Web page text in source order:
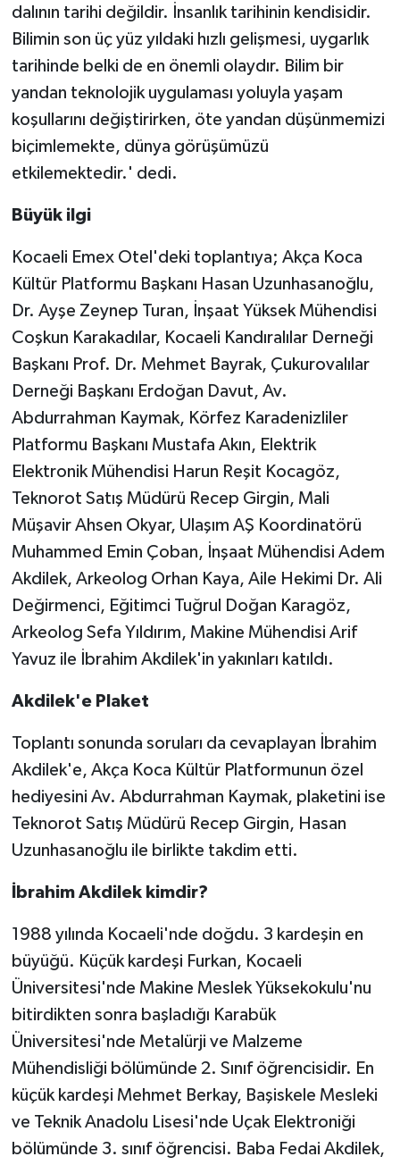
dalının tarihi değildir. İnsanlık tarihinin kendisidir.
Bilimin son üç yüz yıldaki hızlı gelişmesi, uygarlık
tarihinde belki de en önemli olaydır. Bilim bir
yandan teknolojik uygulaması yoluyla yaşam
koşullarını değiştirirken, öte yandan düşünmemizi
biçimlemekte, dünya görüşümüzü
etkilemektedir.' dedi.
Büyük ilgi
Kocaeli Emex Otel'deki toplantıya; Akça Koca
Kültür Platformu Başkanı Hasan Uzunhasanoğlu,
Dr. Ayşe Zeynep Turan, İnşaat Yüksek Mühendisi
Coşkun Karakadılar, Kocaeli Kandıralılar Derneği
Başkanı Prof. Dr. Mehmet Bayrak, Çukurovalılar
Derneği Başkanı Erdoğan Davut, Av.
Abdurrahman Kaymak, Körfez Karadenizliler
Platformu Başkanı Mustafa Akın, Elektrik
Elektronik Mühendisi Harun Reşit Kocagöz,
Teknorot Satış Müdürü Recep Girgin, Mali
Müşavir Ahsen Okyar, Ulaşım AŞ Koordinatörü
Muhammed Emin Çoban, İnşaat Mühendisi Adem
Akdilek, Arkeolog Orhan Kaya, Aile Hekimi Dr. Ali
Değirmenci, Eğitimci Tuğrul Doğan Karagöz,
Arkeolog Sefa Yıldırım, Makine Mühendisi Arif
Yavuz ile İbrahim Akdilek'in yakınları katıldı.
Akdilek'e Plaket
Toplantı sonunda soruları da cevaplayan İbrahim
Akdilek'e, Akça Koca Kültür Platformunun özel
hediyesini Av. Abdurrahman Kaymak, plaketini ise
Teknorot Satış Müdürü Recep Girgin, Hasan
Uzunhasanoğlu ile birlikte takdim etti.
İbrahim Akdilek kimdir?
1988 yılında Kocaeli'nde doğdu. 3 kardeşin en
büyüğü. Küçük kardeşi Furkan, Kocaeli
Üniversitesi'nde Makine Meslek Yüksekokulu'nu
bitirdikten sonra başladığı Karabük
Üniversitesi'nde Metalürji ve Malzeme
Mühendisliği bölümünde 2. Sınıf öğrencisidir. En
küçük kardeşi Mehmet Berkay, Başiskele Mesleki
ve Teknik Anadolu Lisesi'nde Uçak Elektroniği
bölümünde 3. sınıf öğrencisi. Baba Fedai Akdilek,